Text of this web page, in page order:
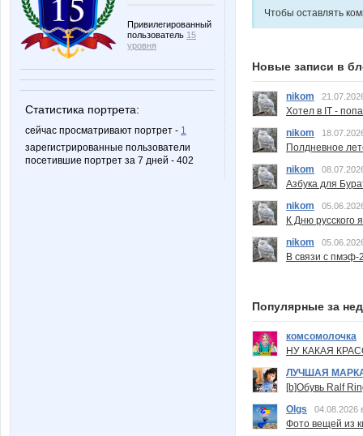
Привилегированный
пользователь 15
уровня
Статистика портрета:
сейчас просматривают портрет - 1
зарегистрированные пользователи
посетившие портрет за 7 дней - 402
Чтобы оставлять
Новые записи в
nikom
Хотел в IT -
nikom
Полдневное
nikom
Азбука для
nikom
К Дню русского
nikom
В связи с пмэф-
Популярные за
комсомолочка
НУ КАКАЯ
ЛУЧШАЯ
[b]Обувь Ralf
Olgs
04.08.2026
Фото вещей из